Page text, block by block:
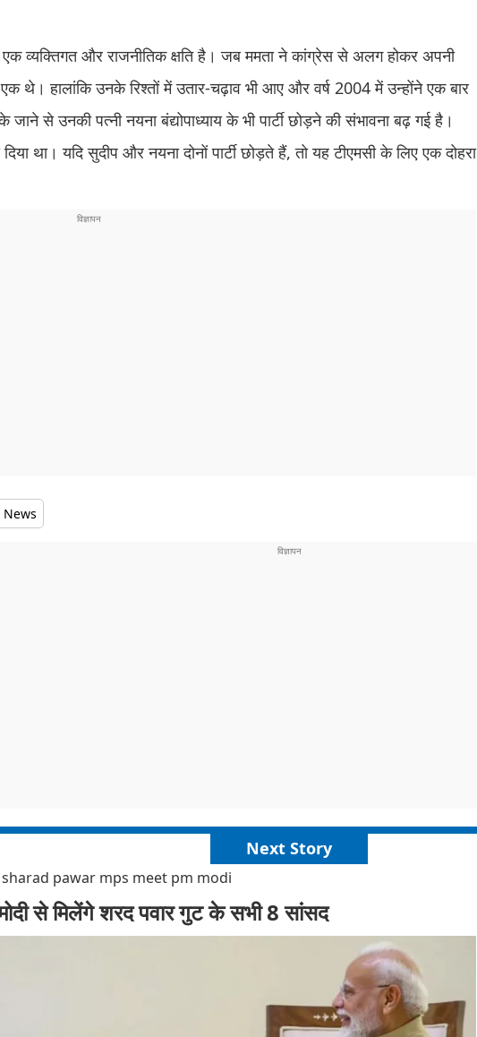
एक व्यक्तिगत और राजनीतिक क्षति है। जब ममता ने कांग्रेस से अलग होकर अपनी
थे। हालांकि उनके रिश्तों में उतार-चढ़ाव भी आए और वर्ष 2004 में उन्होंने एक बार
से उनकी पत्नी नयना बंद्योपाध्याय के भी पार्टी छोड़ने की संभावना बढ़ गई है।
था। यदि सुदीप और नयना दोनों पार्टी छोड़ते हैं, तो यह टीएमसी के लिए एक दोहरा
Next Story
pawar mps meet pm modi
मोदी से मिलेंगे शरद पवार गुट के सभी 8 सांसद